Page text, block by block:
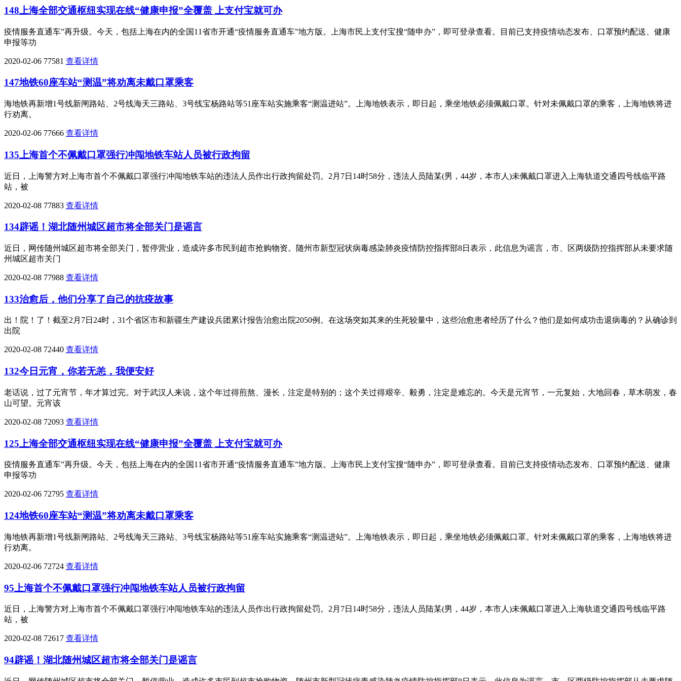
148上海全部交通枢纽实现在线“健康申报”全覆盖 上支付宝就可办
疫情服务直通车”再升级。今天，包括上海在内的全国11省市开通“疫情服务直通车”地方版。上海市民上支付宝搜“随申办”，即可登录查看。目前已支持疫情动态发布、口罩预约配送、健康
申报等功
2020-02-06 77581 查看详情
147地铁60座车站“测温”将劝离未戴口罩乘客
海地铁再新增1号线新闸路站、2号线海天三路站、3号线宝杨路站等51座车站实施乘客“测温进站”。上海地铁表示，即日起，乘坐地铁必须佩戴口罩。针对未佩戴口罩的乘客，上海地铁将进
行劝离。
2020-02-06 77666 查看详情
135上海首个不佩戴口罩强行冲闯地铁车站人员被行政拘留
近日，上海警方对上海市首个不佩戴口罩强行冲闯地铁车站的违法人员作出行政拘留处罚。2月7日14时58分，违法人员陆某(男，44岁，本市人)未佩戴口罩进入上海轨道交通四号线临平路
站，被
2020-02-08 77883 查看详情
134辟谣！湖北随州城区超市将全部关门是谣言
近日，网传随州城区超市将全部关门，暂停营业，造成许多市民到超市抢购物资。随州市新型冠状病毒感染肺炎疫情防控指挥部8日表示，此信息为谣言，市、区两级防控指挥部从未要求随
州城区超市关门
2020-02-08 77988 查看详情
133治愈后，他们分享了自己的抗疫故事
出！院！了！截至2月7日24时，31个省区市和新疆生产建设兵团累计报告治愈出院2050例。在这场突如其来的生死较量中，这些治愈患者经历了什么？他们是如何成功击退病毒的？从确诊到
出院
2020-02-08 72440 查看详情
132今日元宵，你若无恙，我便安好
老话说，过了元宵节，年才算过完。对于武汉人来说，这个年过得煎熬、漫长，注定是特别的；这个关过得艰辛、毅勇，注定是难忘的。今天是元宵节，一元复始，大地回春，草木萌发，春
山可望。元宵该
2020-02-08 72093 查看详情
125上海全部交通枢纽实现在线“健康申报”全覆盖 上支付宝就可办
疫情服务直通车”再升级。今天，包括上海在内的全国11省市开通“疫情服务直通车”地方版。上海市民上支付宝搜“随申办”，即可登录查看。目前已支持疫情动态发布、口罩预约配送、健康
申报等功
2020-02-06 72795 查看详情
124地铁60座车站“测温”将劝离未戴口罩乘客
海地铁再新增1号线新闸路站、2号线海天三路站、3号线宝杨路站等51座车站实施乘客“测温进站”。上海地铁表示，即日起，乘坐地铁必须佩戴口罩。针对未佩戴口罩的乘客，上海地铁将进
行劝离。
2020-02-06 72724 查看详情
95上海首个不佩戴口罩强行冲闯地铁车站人员被行政拘留
近日，上海警方对上海市首个不佩戴口罩强行冲闯地铁车站的违法人员作出行政拘留处罚。2月7日14时58分，违法人员陆某(男，44岁，本市人)未佩戴口罩进入上海轨道交通四号线临平路
站，被
2020-02-08 72617 查看详情
94辟谣！湖北随州城区超市将全部关门是谣言